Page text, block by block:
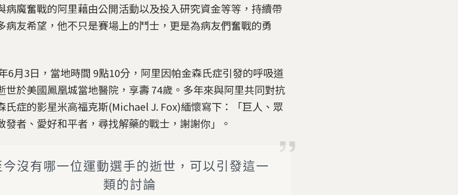
病魔奮戰的阿里藉由公開活動以及投入研究資金等等，持續帶
病友希望，他不只是賽場上的鬥士，更是為病友們奮戰的勇
6月3日，當地時間 9點10分，阿里因帕金森氏症引發的呼吸道
世於美國鳳凰城當地醫院，享壽 74歲。多年來與阿里共同對抗
氏症的影星米高福克斯(Michael J. Fox)緬懷寫下：「巨人、眾
發者、愛好和平者，尋找解藥的戰士，謝謝你」。
今沒有哪一位運動選手的逝世，可以引發這一
類的討論